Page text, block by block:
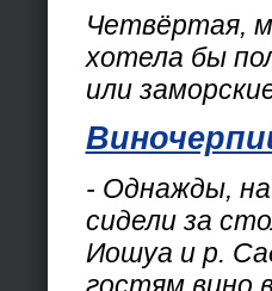
Четвёртая,
хотела бы
или
- Однажды, на
сидели за
Иошуа и р.
гостям вино